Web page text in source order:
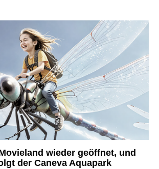
wieder geöffnet, und
der Caneva Aquapark